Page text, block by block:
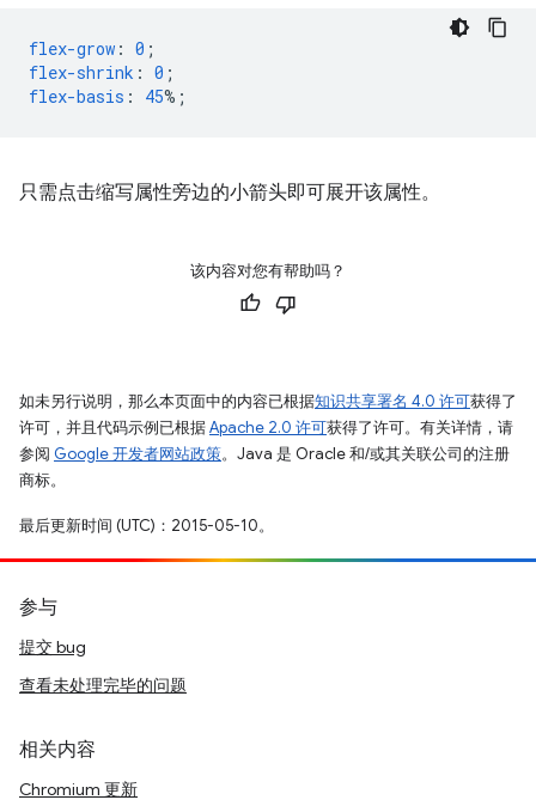
flex-grow : 0 ;
flex-shrink : 0 ;
flex-basis : 45%;
只需点击缩写属性旁边的小箭头即可展开该属性。
该内容对您有帮助吗？
如未另行说明，那么本页面中的内容已根据知识共享署名 4.0 许可获得了
许可，并且代码示例已根据Apache 2.0 许可获得了许可。有关详情，请
参阅 Google 开发者网站政策。Java 是 Oracle 和/或其关联公司的注册
商标。
最后更新时间 (UTC)：2015-05-10。
参与
提交 bug
查看未处理完毕的问题
相关内容
Chromium 更新